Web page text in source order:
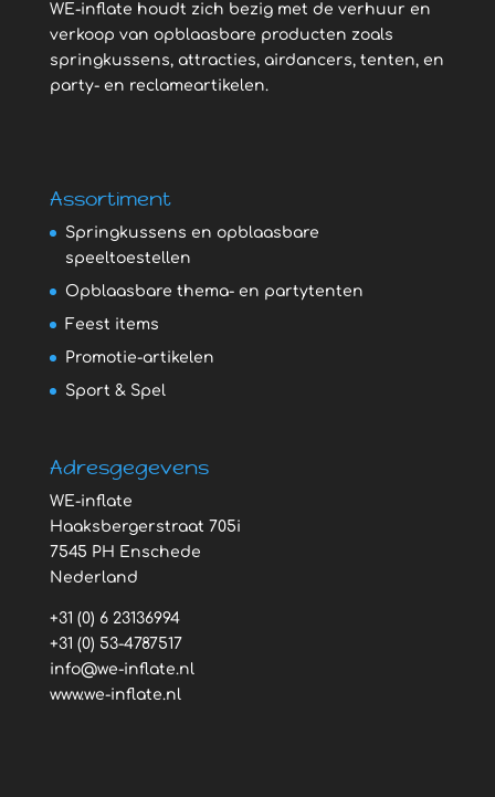
WE-inflate houdt zich bezig met de verhuur en
verkoop van opblaasbare producten zoals
springkussens, attracties, airdancers, tenten, en
party- en reclameartikelen.
Assortiment
Springkussens en opblaasbare
speeltoestellen
Opblaasbare thema- en partytenten
Feest items
Promotie-artikelen
Sport & Spel
Adresgegevens
WE-inflate
Haaksbergerstraat 705i
7545 PH Enschede
Nederland
+31 (0) 6 23136994
+31 (0) 53-4787517
info@we-inflate.nl
www.we-inflate.nl